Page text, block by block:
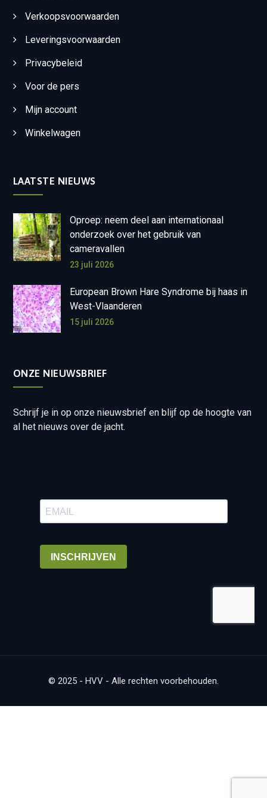
Verkoopsvoorwaarden
Leveringsvoorwaarden
Privacybeleid
Voor de pers
Mijn account
Winkelwagen
LAATSTE NIEUWS
Oproep: neem deel aan internationaal
onderzoek over het gebruik van
cameravallen
23 juli 2026
European Brown Hare Syndrome bij haas in
West-Vlaanderen
15 juli 2026
ONZE NIEUWSBRIEF
Schrijf je in op onze nieuwsbrief en blijf op de hoogte van
al het nieuws over de jacht.
© 2025 - HVV - Alle rechten voorbehouden.